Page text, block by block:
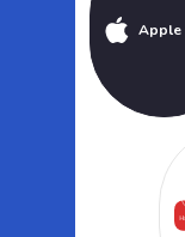
Apple